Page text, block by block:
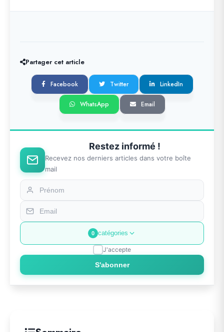
Partager cet article
Facebook Twitter LinkedIn
WhatsApp Email
Restez informé !
Recevez nos derniers articles dans votre boîte
mail
0 catégories
J'accepte
S'abonner